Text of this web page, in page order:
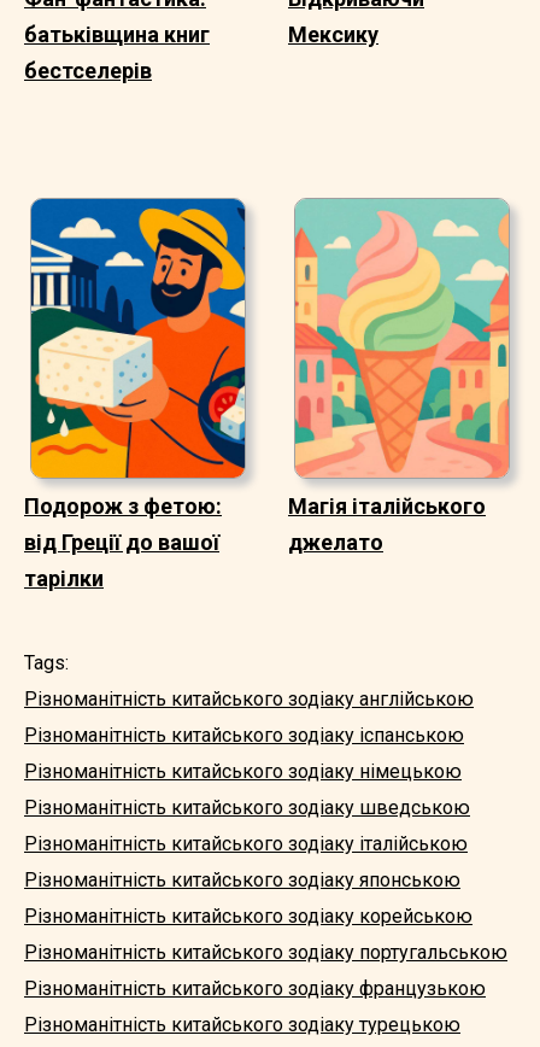
батьківщина книг
бестселерів
Мексику
Подорож з фетою:
від Греції до вашої
тарілки
Магія італійського
джелато
Tags:
Різноманітність китайського зодіаку англійською
Різноманітність китайського зодіаку іспанською
Різноманітність китайського зодіаку німецькою
Різноманітність китайського зодіаку шведською
Різноманітність китайського зодіаку італійською
Різноманітність китайського зодіаку японською
Різноманітність китайського зодіаку корейською
Різноманітність китайського зодіаку португальською
Різноманітність китайського зодіаку французькою
Різноманітність китайського зодіаку турецькою